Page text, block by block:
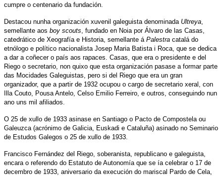
cumpre o centenario da fundación.
Destacou nunha organización xuvenil galeguista denominada Ultreya
semellante aos boy scouts , fundado en Noia por Álvaro de las Casas,
catedrático de Xeografía e Historia, semellante á Palestra catalá do
etnólogo e político nacionalista Josep Maria Batista i Roca, que se dedica
a dar a coñecer o país aos rapaces. Casas, que era o presidente e del
Riego o secretario, non quixo que esta organización pasase a formar parte
das Mocidades Galeguistas, pero si del Riego que era un gran
organizador, que a partir de 1932 ocupou o cargo de secretario xeral, con
Illa Couto, Pousa Antelo, Celso Emilio Ferreiro, e outros, conseguindo nun
ano uns mil afiliados.
O 25 de xullo de 1933 asinase en Santiago o Pacto de Compostela ou
Galeuzca (acrónimo de Galicia, Euskadi e Cataluña) asinado no Seminario
de Estudos Galegos o 25 de xullo de 1933.
Francisco Fernández del Riego, soberanista, republicano e galeguista,
encara o referendo do Estatuto de Autonomía que se ía celebrar o 17 de
decembro de 1933, aniversario da execución do mariscal Pardo de Cela,